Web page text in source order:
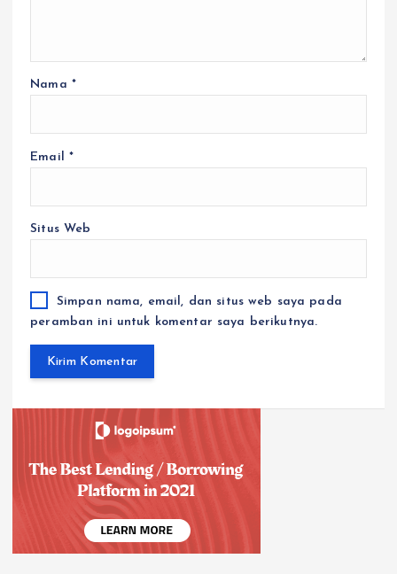
Nama *
Email *
Situs Web
Simpan nama, email, dan situs web saya pada
peramban ini untuk komentar saya berikutnya.